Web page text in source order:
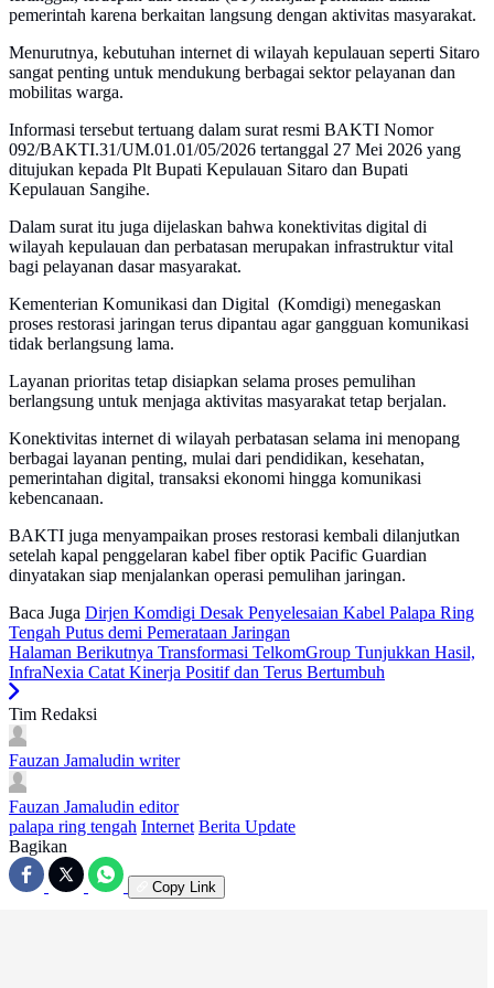
pemerintah karena berkaitan langsung dengan aktivitas masyarakat.
Menurutnya, kebutuhan internet di wilayah kepulauan seperti Sitaro
sangat penting untuk mendukung berbagai sektor pelayanan dan
mobilitas warga.
Informasi tersebut tertuang dalam surat resmi BAKTI Nomor
092/BAKTI.31/UM.01.01/05/2026 tertanggal 27 Mei 2026 yang
ditujukan kepada Plt Bupati Kepulauan Sitaro dan Bupati
Kepulauan Sangihe.
Dalam surat itu juga dijelaskan bahwa konektivitas digital di
wilayah kepulauan dan perbatasan merupakan infrastruktur vital
bagi pelayanan dasar masyarakat.
Kementerian Komunikasi dan Digital (Komdigi) menegaskan
proses restorasi jaringan terus dipantau agar gangguan komunikasi
tidak berlangsung lama.
Layanan prioritas tetap disiapkan selama proses pemulihan
berlangsung untuk menjaga aktivitas masyarakat tetap berjalan.
Konektivitas internet di wilayah perbatasan selama ini menopang
berbagai layanan penting, mulai dari pendidikan, kesehatan,
pemerintahan digital, transaksi ekonomi hingga komunikasi
kebencanaan.
BAKTI juga menyampaikan proses restorasi kembali dilanjutkan
setelah kapal penggelaran kabel fiber optik Pacific Guardian
dinyatakan siap menjalankan operasi pemulihan jaringan.
Baca Juga Dirjen Komdigi Desak Penyelesaian Kabel Palapa Ring
Tengah Putus demi Pemerataan Jaringan
Halaman Berikutnya Transformasi TelkomGroup Tunjukkan Hasil,
InfraNexia Catat Kinerja Positif dan Terus Bertumbuh
Tim Redaksi
Fauzan Jamaludin writer
Fauzan Jamaludin editor
palapa ring tengah Internet Berita Update
Bagikan
Copy Link